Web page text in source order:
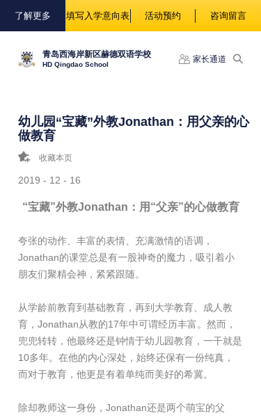
了解更多 填写入学意向表 活动预约 咨询留言
青岛西海岸新区赫德双语学校
HD Qingdao School
家长通道
幼儿园“宝藏”外教Jonathan：用父亲的心
做教育
收藏本页
2019 - 12 - 16
“宝藏”外教Jonathan：用“父亲”的心做教育
夸张的动作、丰富的表情、充满激情的语调，
Jonathan的课堂总是有一股神奇的魔力，吸引着小
朋友们聚精会神，紧紧跟随。
从学龄前教育到基础教育，再到大学教育、成人教
育，Jonathan从教的17年中可谓经历丰富。然而，
兜兜转转，他最终还是钟情于幼儿园教育，一干就是
10多年。在他的内心深处，始终还保有一份纯真，
而对于教育，他更是有着单纯而美好的希冀。
除却教师这一身份，Jonathan还是两个萌宝的父